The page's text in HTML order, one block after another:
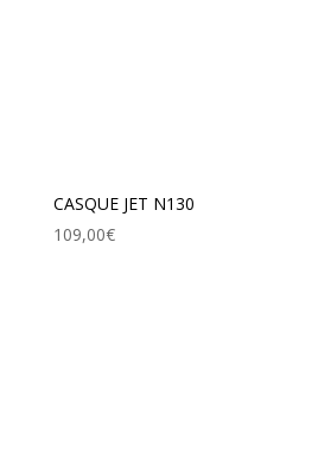
CASQUE JET N130
109,00€